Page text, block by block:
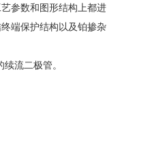
参数和图形结构上都进
端保护结构以及铂掺杂
流二极管。